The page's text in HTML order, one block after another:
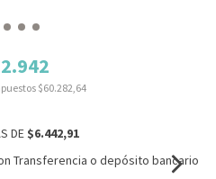
$60.282,64
DE $6.442,91
Transferencia o depósito bancario